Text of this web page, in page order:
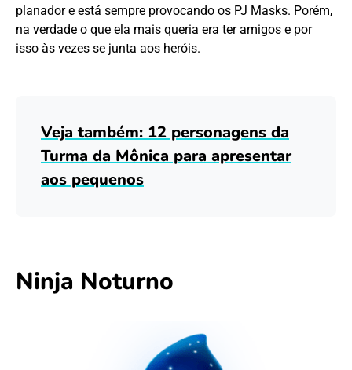
planador e está sempre provocando os PJ Masks. Porém,
na verdade o que ela mais queria era ter amigos e por
isso às vezes se junta aos heróis.
Veja também: 12 personagens da
Turma da Mônica para apresentar
aos pequenos
Ninja Noturno